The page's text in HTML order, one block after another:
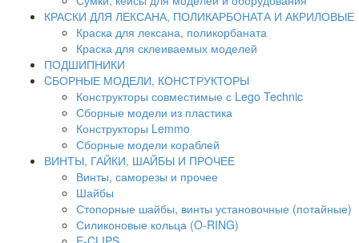
КРАСКИ ДЛЯ ЛЕКСАНА, ПОЛИКАРБОНАТА И АКРИЛОВЫЕ
Краска для лексана, поликорбаната
Краска для склеиваемых моделей
ПОДШИПНИКИ
CБОРНЫЕ МОДЕЛИ, КОНСТРУКТОРЫ
Конструкторы совместимые с Lego Technic
Сборные модели из пластика
Конструкторы Lemmo
Сборные модели кораблей
ВИНТЫ, ГАЙКИ, ШАЙБЫ И ПРОЧЕЕ
Винты, саморезы и прочее
Шайбы
Стопорные шайбы, винты установочные (потайные)
Силиконовые кольца (O-RING)